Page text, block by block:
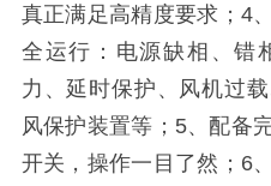
真正满足高精度要求；4
全运行：电源缺相、错
力、延时保护、风机过
风保护装置等；5、配备
开关，操作一目了然；6